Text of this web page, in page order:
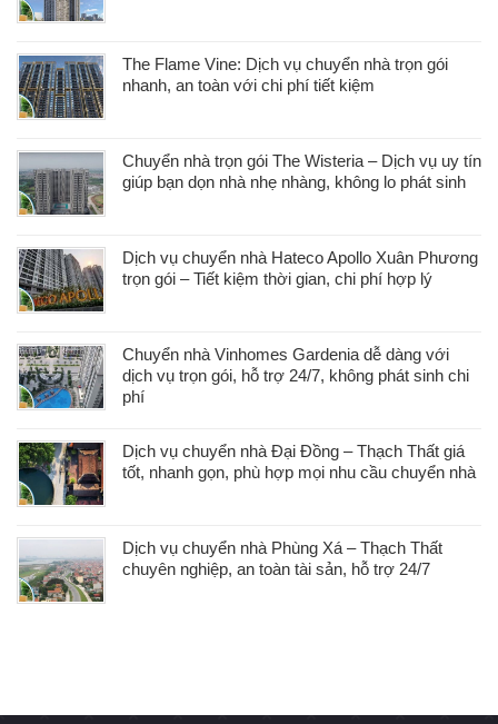
The Flame Vine: Dịch vụ chuyển nhà trọn gói
nhanh, an toàn với chi phí tiết kiệm
Chuyển nhà trọn gói The Wisteria – Dịch vụ uy tín
giúp bạn dọn nhà nhẹ nhàng, không lo phát sinh
Dịch vụ chuyển nhà Hateco Apollo Xuân Phương
trọn gói – Tiết kiệm thời gian, chi phí hợp lý
Chuyển nhà Vinhomes Gardenia dễ dàng với
dịch vụ trọn gói, hỗ trợ 24/7, không phát sinh chi
phí
Dịch vụ chuyển nhà Đại Đồng – Thạch Thất giá
tốt, nhanh gọn, phù hợp mọi nhu cầu chuyển nhà
Dịch vụ chuyển nhà Phùng Xá – Thạch Thất
chuyên nghiệp, an toàn tài sản, hỗ trợ 24/7